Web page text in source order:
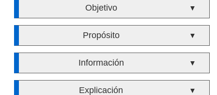
Objetivo ▼
Propósito ▼
Información ▼
Explicación ▼